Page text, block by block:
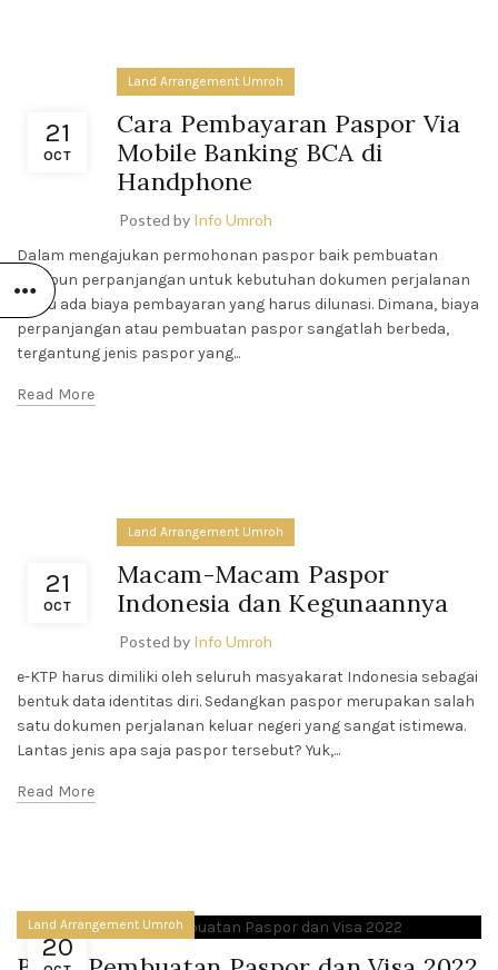
21
OCT
Land Arrangement Umroh
Cara Pembayaran Paspor Via
Mobile Banking BCA di
Handphone
Posted by Info Umroh
Dalam mengajukan permohonan paspor baik pembuatan
maupun perpanjangan untuk kebutuhan dokumen perjalanan
tentu ada biaya pembayaran yang harus dilunasi. Dimana, biaya
perpanjangan atau pembuatan paspor sangatlah berbeda,
tergantung jenis paspor yang...
Read More
21
OCT
Land Arrangement Umroh
Macam-Macam Paspor
Indonesia dan Kegunaannya
Posted by Info Umroh
e-KTP harus dimiliki oleh seluruh masyakarat Indonesia sebagai
bentuk data identitas diri. Sedangkan paspor merupakan salah
satu dokumen perjalanan keluar negeri yang sangat istimewa.
Lantas jenis apa saja paspor tersebut? Yuk,...
Read More
20
Land Arrangement Umroh
LENGKAP,
PENGERTIAN,
MANFAAT,
MUSLIM
October 2,
2025 No
Comments